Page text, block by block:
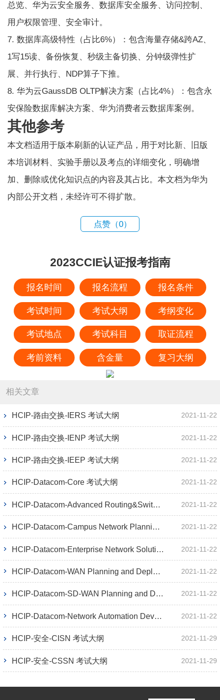
总览、华为云安全服务、数据库安全服务、访问控制、
用户权限管理、安全审计。
7. 数据库高级特性（占比6%）：包含海量存储&跨AZ、
1写15读、备份恢复、秒级主备切换、分钟级弹性扩
展、并行执行、NDP算子下推。
8. 华为云GaussDB OLTP解决方案（占比4%）：包含永
安保险数据库解决方案、华为消费者云数据库案例。
其他参考
本文档适用于版本刷新的认证产品，用于对比新、旧版
本培训材料、实验手册以及考点的详细变化，明确增
加、删除或优化知识点的内容及其占比。本文档为华为
内部公开文档，未经许可不得扩散。
点赞（0）
2023CCIE认证报考指南
报名时间 报名流程 报名条件
考试时间 考试大纲 考纲变化
考试地点 考试科目 取证流程
考前资料 含金量 复习大纲
相关文章
HCIP-路由交换-IERS 考试大纲 2021-11-22
HCIP-路由交换-IENP 考试大纲 2021-11-22
HCIP-路由交换-IEEP 考试大纲 2021-11-22
HCIP-Datacom-Core 考试大纲 2021-11-22
HCIP-Datacom-Advanced Routing&Switching 考试大纲 2021-11-22
HCIP-Datacom-Campus Network Planning and Deployment 考试大纲 2021-11-22
HCIP-Datacom-Enterprise Network Solution Design 考试大纲 2021-11-22
HCIP-Datacom-WAN Planning and Deployment 考试大纲 2021-11-22
HCIP-Datacom-SD-WAN Planning and Deployment 考试大纲 2021-11-22
HCIP-Datacom-Network Automation Developer 考试大纲 2021-11-22
HCIP-安全-CISN 考试大纲 2021-11-29
HCIP-安全-CSSN 考试大纲 2021-11-29